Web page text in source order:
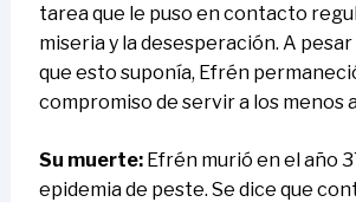
tarea que le puso en contacto
miseria y la desesperación. A
que esto suponía, Efrén
compromiso de servir a los menos
Su muerte:Efrén murió en el año
epidemia de peste. Se dice que